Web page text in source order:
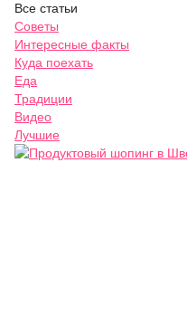
Все статьи
Советы
Интересные факты
Куда поехать
Еда
Традиции
Видео
Лучшие